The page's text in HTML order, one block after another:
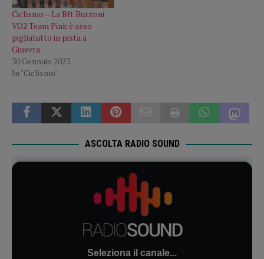
Ciclismo – La Bft Burzoni
VO2 Team Pink è asso
pigliatutto in pista a
Ginevra
30 Gennaio 2023
In "Ciclismo"
ASCOLTA RADIO SOUND
Seleziona il canale...